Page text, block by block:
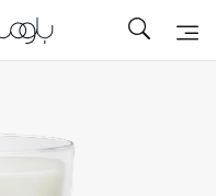
جديد في الخصومات